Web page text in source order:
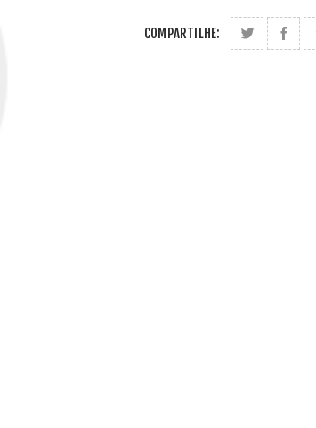
COMPARTILHE: